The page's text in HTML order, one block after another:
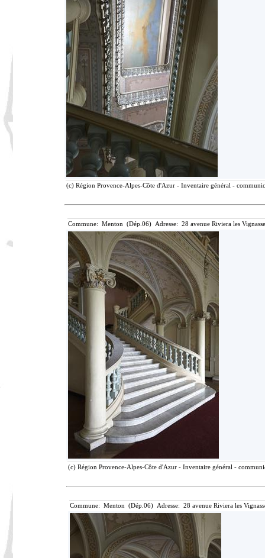
(c) Région Provence-Alpes-Côte d'Azur - Inventaire général -
Commune: Menton (Dép.06) Adresse: 28 avenue Riviera les
(c) Région Provence-Alpes-Côte d'Azur - Inventaire général -
Commune: Menton (Dép.06) Adresse: 28 avenue Riviera les